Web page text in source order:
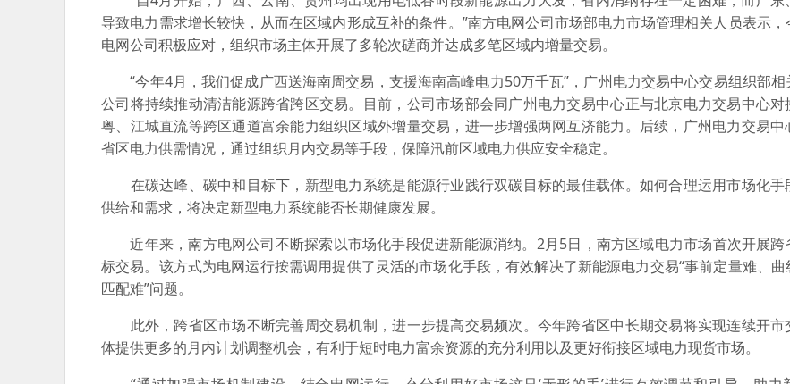
导致电力需求增长较快，从而在区域内形成互补的条件。”南方电网公司市场部电力市场管理相关人员表示
电网公司积极应对，组织市场主体开展了多轮次磋商并达成多笔区域内增量交易。
“今年4月，我们促成广西送海南周交易，支援海南高峰电力50万千瓦”，广州电力交易中心交易组织部相
公司将持续推动清洁能源跨省跨区交易。目前，公司市场部会同广州电力交易中心正与北京电力交易中心对
粤、江城直流等跨区通道富余能力组织区域外增量交易，进一步增强两网互济能力。后续，广州电力交易中
省区电力供需情况，通过组织月内交易等手段，保障汛前区域电力供应安全稳定。
在碳达峰、碳中和目标下，新型电力系统是能源行业践行双碳目标的最佳载体。如何合理运用市场化手
供给和需求，将决定新型电力系统能否长期健康发展。
近年来，南方电网公司不断探索以市场化手段促进新能源消纳。2月5日，南方区域电力市场首次开展跨
标交易。该方式为电网运行按需调用提供了灵活的市场化手段，有效解决了新能源电力交易“事前定量难、
匹配难”问题。
此外，跨省区市场不断完善周交易机制，进一步提高交易频次。今年跨省区中长期交易将实现连续开市
体提供更多的月内计划调整机会，有利于短时电力富余资源的充分利用以及更好衔接区域电力现货市场。